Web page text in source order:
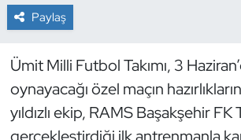
Paylaş
Ümit Milli Futbol Takımı, 3
oynayacağı özel maçın
yıldızlı ekip, RAMS Başakşehir FK
Dağcılık
Dans Sporları
Dövüş Sanatı